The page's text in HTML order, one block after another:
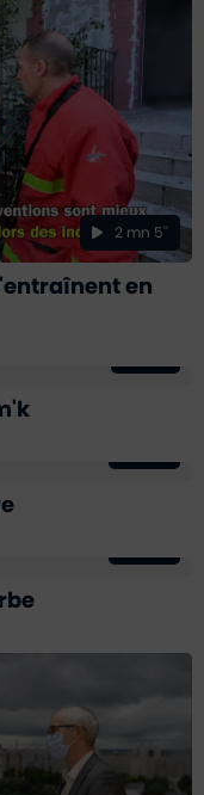
2 mn 5''
en